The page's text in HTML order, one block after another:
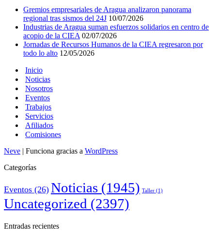
Gremios empresariales de Aragua analizaron panorama
regional tras sismos del 24J 10/07/2026
Industrias de Aragua suman esfuerzos solidarios en centro de
acopio de la CIEA 02/07/2026
Jornadas de Recursos Humanos de la CIEA regresaron por
todo lo alto 12/05/2026
Inicio
Noticias
Nosotros
Eventos
Trabajos
Servicios
Afiliados
Comisiones
Neve | Funciona gracias a WordPress
Categorías
Eventos (26) Noticias (1945) Taller (1)
Uncategorized (2397)
Entradas recientes